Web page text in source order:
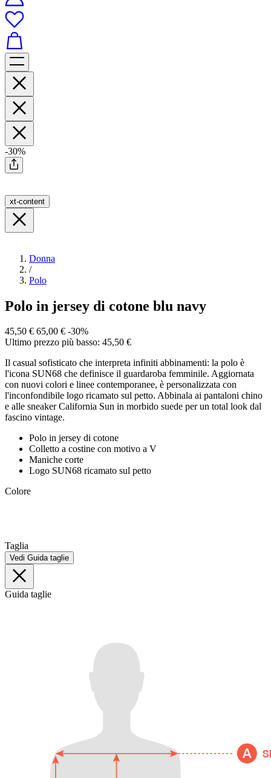
-30%
xt-content
Donna
/
Polo
Polo in jersey di cotone blu navy
45,50 € 65,00 € -30%
Ultimo prezzo più basso: 45,50 €
Il casual sofisticato che interpreta infiniti abbinamenti: la polo è
l'icona SUN68 che definisce il guardaroba femminile. Aggiornata
con nuovi colori e linee contemporanee, è personalizzata con
l'inconfondibile logo ricamato sul petto. Abbinala ai pantaloni chino
e alle sneaker California Sun in morbido suede per un total look dal
fascino vintage.
Polo in jersey di cotone
Colletto a costine con motivo a V
Maniche corte
Logo SUN68 ricamato sul petto
Colore
Taglia
Vedi Guida taglie
Guida taglie